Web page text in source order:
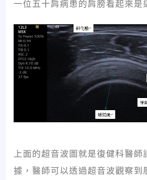
一位五十肩病患的肩膀看起來是
上面的超音波圖就是復健科醫師
據，醫師可以透過超音波觀察到